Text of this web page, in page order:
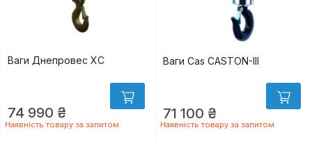
Ваги Днепровес XC
74 990 ₴
Наявність товару за запитом
Ваги Cas CASTON-III
71 100 ₴
Наявність товару за запитом